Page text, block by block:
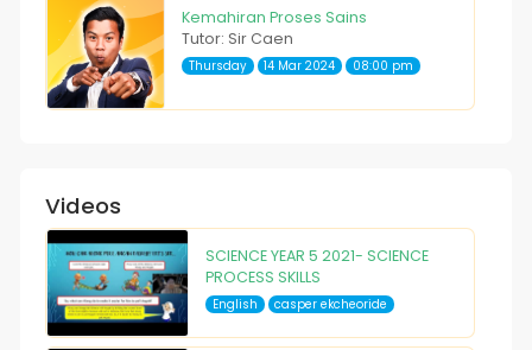
Kemahiran Proses Sains
Tutor: Sir Caen
Thursday 14 Mar 2024 08:00 pm
Videos
SCIENCE YEAR 5 2021- SCIENCE
PROCESS SKILLS
English casper ekcheoride